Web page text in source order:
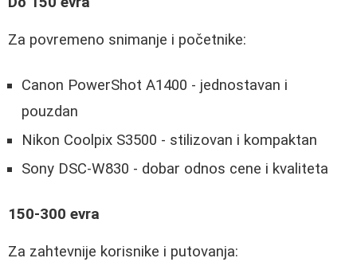
Za povremeno snimanje i početnike:
Canon PowerShot A1400 - jednostavan i
pouzdan
Nikon Coolpix S3500 - stilizovan i kompaktan
Sony DSC-W830 - dobar odnos cene i kvaliteta
150-300 evra
Za zahtevnije korisnike i putovanja: